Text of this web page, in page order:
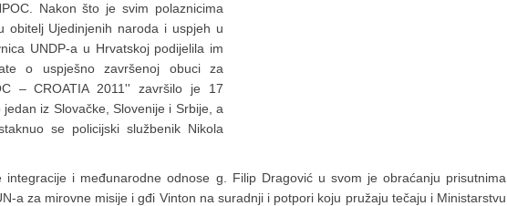
Nakon što je svim polaznicima
obitelj Ujedinjenih naroda i uspjeh u
UNDP-a u Hrvatskoj podijelila im
o uspješno završenoj obuci za
– CROATIA 2011'' završilo je 17
iz Slovačke, Slovenije i Srbije, a
se policijski službenik Nikola
integracije i međunarodne odnose g. Filip Dragović u svom je obraćanju prisutnima
a za mirovne misije i gđi Vinton na suradnji i potpori koju pružaju tečaju i Ministarstvu